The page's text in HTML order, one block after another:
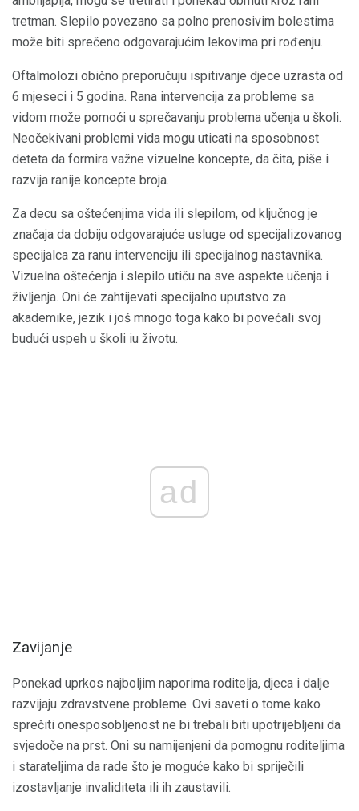
tretman. Slepilo povezano sa polno prenosivim bolestima
može biti sprečeno odgovarajućim lekovima pri rođenju.
Oftalmolozi obično preporučuju ispitivanje djece uzrasta od
6 mjeseci i 5 godina. Rana intervencija za probleme sa
vidom može pomoći u sprečavanju problema učenja u školi.
Neočekivani problemi vida mogu uticati na sposobnost
deteta da formira važne vizuelne koncepte, da čita, piše i
razvija ranije koncepte broja.
Za decu sa oštećenjima vida ili slepilom, od ključnog je
značaja da dobiju odgovarajuće usluge od specijalizovanog
specijalca za ranu intervenciju ili specijalnog nastavnika.
Vizuelna oštećenja i slepilo utiču na sve aspekte učenja i
življenja. Oni će zahtijevati specijalno uputstvo za
akademike, jezik i još mnogo toga kako bi povećali svoj
budući uspeh u školi iu životu.
ad
Zavijanje
Ponekad uprkos najboljim naporima roditelja, djeca i dalje
razvijaju zdravstvene probleme. Ovi saveti o tome kako
sprečiti onesposobljenost ne bi trebali biti upotrijebljeni da
svjedoče na prst. Oni su namijenjeni da pomognu roditeljima
i starateljima da rade što je moguće kako bi spriječili
izostavljanje invaliditeta ili ih zaustavili.